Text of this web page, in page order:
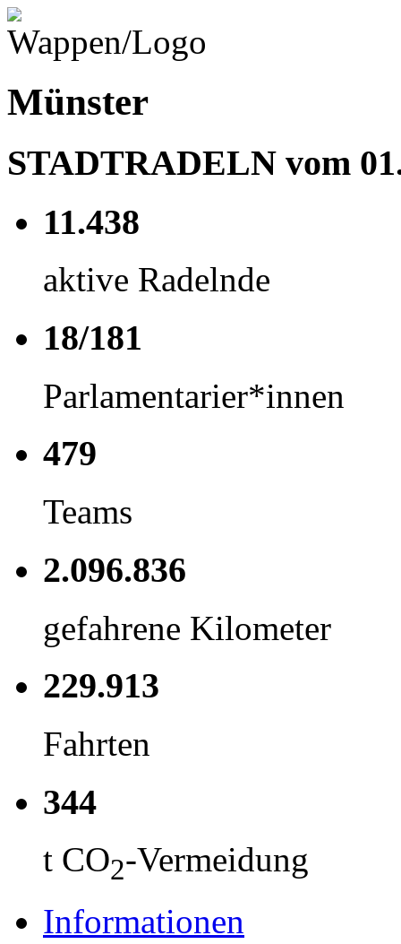
Münster
STADTRADELN vom
11.438
aktive Radelnde
18/181
Parlamentarier*innen
479
Teams
2.096.836
gefahrene Kilometer
229.913
Fahrten
344
t CO2-Vermeidung
Informationen